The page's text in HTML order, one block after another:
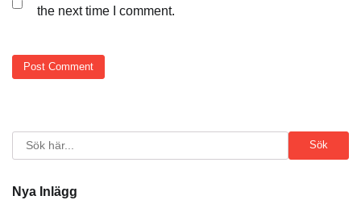
the next time I comment.
Search Sök
Nya Inlägg